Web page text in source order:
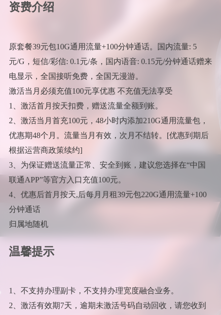
资费介绍
原套餐39元包10G通用流量+100分钟通话。国内流量: 5
元/G，短信/彩信: 0.1元/条，国内语音: 0.15元/分钟通话赠来
电显示，全国接听免费，全国无漫游。
激活当月必须充值100元享优惠 不充值无法享受
1、激活首月按天扣费，赠送流量全额到账。
2、激活当月首充100元，48小时内添加210G通用流量包，
优惠期48个月。流量当月有效，次月不结转。[优惠到期后
根据运营商政策续约]
3、为保证赠送流量正常、安全到账，建议您选择在“中国
联通APP”等官方入口充值100元。
4、优惠后首月按天,后每月月租39元包220G通用流量+100
分钟通话
归属地随机
温馨提示
1、不支持办理副卡，不支持办理宽度融合业务。
2、激活有效期7天，逾期未激活号码自动回收，请您收到